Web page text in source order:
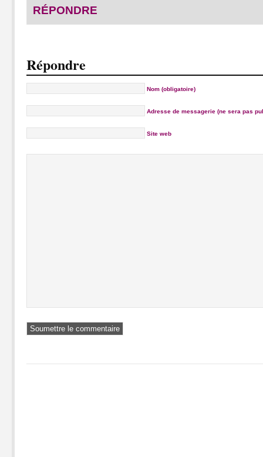
RÉPONDRE
Répondre
Nom (obligatoire)
Adresse de messagerie (ne sera pas
Site web